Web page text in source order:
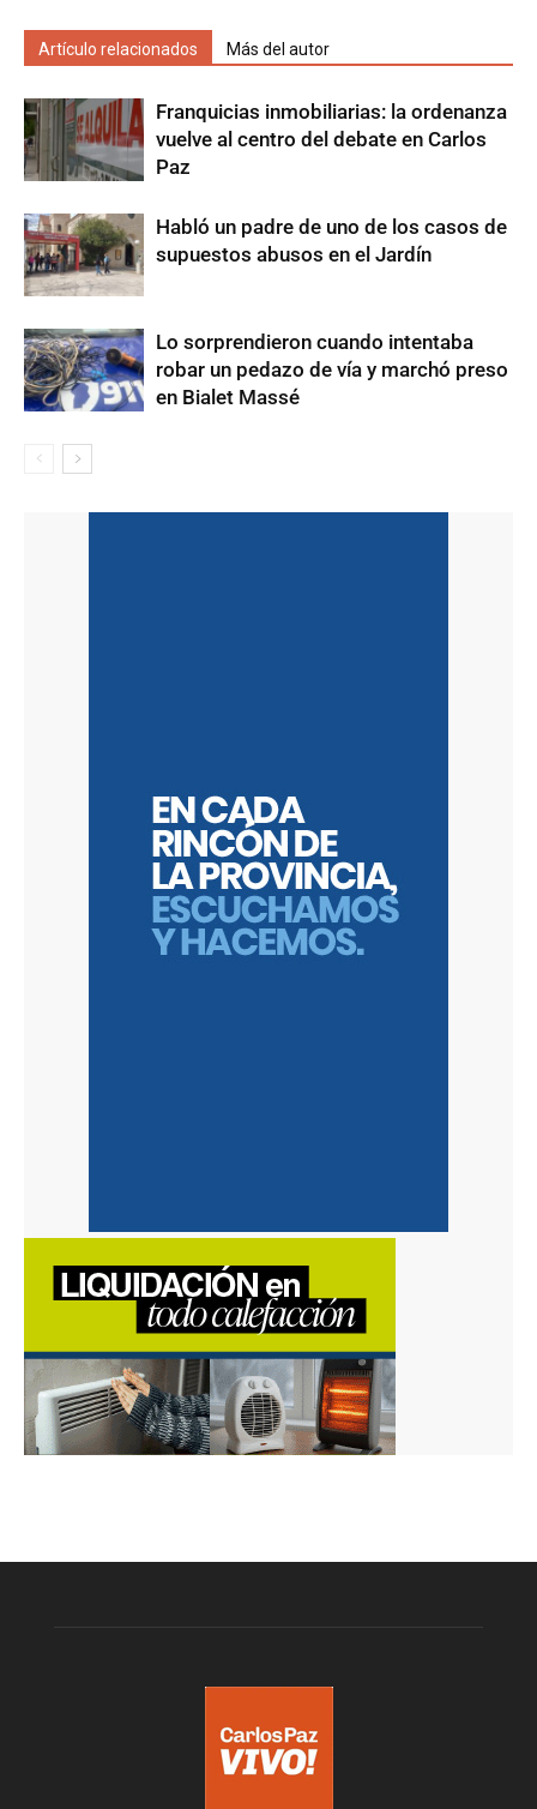
Artículo relacionados Más del autor
Franquicias inmobiliarias: la ordenanza
vuelve al centro del debate en Carlos
Paz
Habló un padre de uno de los casos de
supuestos abusos en el Jardín
Lo sorprendieron cuando intentaba
robar un pedazo de vía y marchó preso
en Bialet Massé